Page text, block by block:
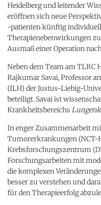
Heidelberg und leitender
eröffnen sich neue
-patienten künftig
Therapienebenwirkungen
Ausmaß einer Operation
Neben dem Team am TLRC
Rajkumar Savai, Professor
(ILH) der Justus-Liebig-
beteiligt. Savai ist
Krankheitsbereichs
In enger Zusammenarbeit
Tumorerkrankungen (NCT-
Krebsforschungszentrum
Forschungsarbeiten mit
die komplexen
besser zu verstehen und
für den Therapieerfolg